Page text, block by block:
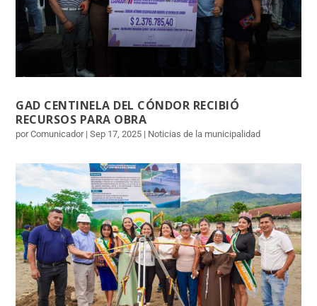
GAD CENTINELA DEL CÓNDOR RECIBIÓ
RECURSOS PARA OBRA
por Comunicador | Sep 17, 2025 | Noticias de la municipalidad